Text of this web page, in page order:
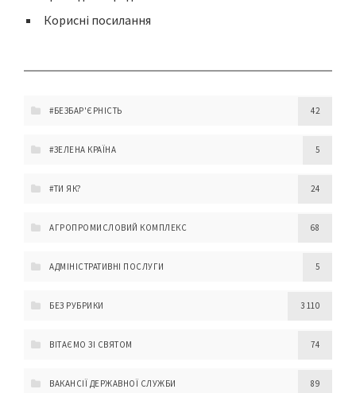
Корисні посилання
#БЕЗБАР'ЄРНІСТЬ 42
#ЗЕЛЕНА КРАЇНА 5
#ТИ ЯК? 24
АГРОПРОМИСЛОВИЙ КОМПЛЕКС 68
АДМІНІСТРАТИВНІ ПОСЛУГИ 5
БЕЗ РУБРИКИ 3 110
ВІТАЄМО ЗІ СВЯТОМ 74
ВАКАНСІЇ ДЕРЖАВНОЇ СЛУЖБИ 89